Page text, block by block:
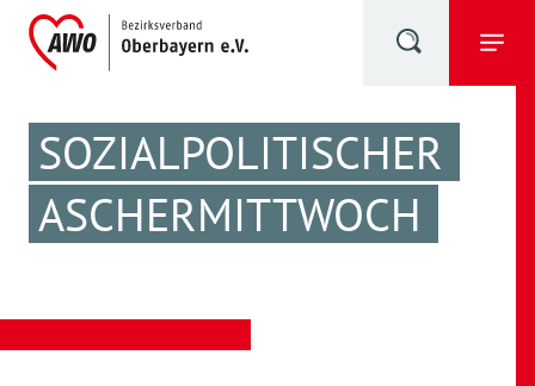
SOZIALPOLITISCHER
ASCHERMITTWOCH